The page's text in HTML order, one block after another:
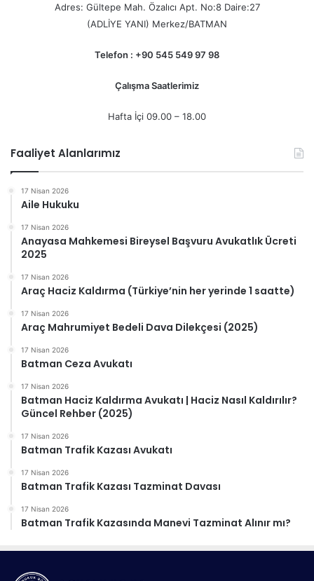
Adres: Gültepe Mah. Özalıcı Apt. No:8 Daire:27
(ADLİYE YANI) Merkez/BATMAN
Telefon : +90 545 549 97 98
Çalışma Saatlerimiz
Hafta İçi 09.00 – 18.00
Faaliyet Alanlarımız
17 Nisan 2026
Aile Hukuku
17 Nisan 2026
Anayasa Mahkemesi Bireysel Başvuru Avukatlık Ücreti
2025
17 Nisan 2026
Araç Haciz Kaldırma (Türkiye’nin her yerinde 1 saatte)
17 Nisan 2026
Araç Mahrumiyet Bedeli Dava Dilekçesi (2025)
17 Nisan 2026
Batman Ceza Avukatı
17 Nisan 2026
Batman Haciz Kaldırma Avukatı | Haciz Nasıl Kaldırılır?
Güncel Rehber (2025)
17 Nisan 2026
Batman Trafik Kazası Avukatı
17 Nisan 2026
Batman Trafik Kazası Tazminat Davası
17 Nisan 2026
Batman Trafik Kazasında Manevi Tazminat Alınır mı?